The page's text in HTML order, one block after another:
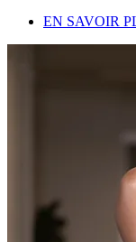
EN SAVOIR